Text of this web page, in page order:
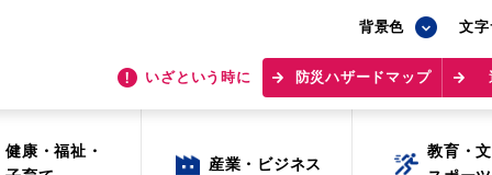
背景色 文
いざという時に 防災ハザードマップ
背景色 文
いざという時に 防災ハザードマップ
健康・福祉・
産業・ビジネス
教育・
健康・福祉・
産業・ビジネス
教育・